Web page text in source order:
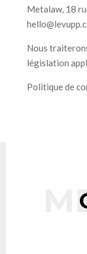
Metalaw, 18
Nous
législation
Politique de